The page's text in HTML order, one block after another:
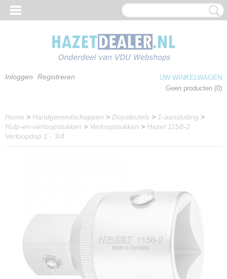
Inloggen Registreren
UW WINKELWAGEN
Geen producten (0)
Home > Handgereedschappen > Dopsleutels > 1-aansluiting >
Hulp-en-verloopstukken > Verloopstukken > Hazet 1158-2
Verloopdop 1 - 3/4